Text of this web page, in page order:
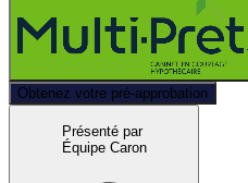
Obtenez votre pré-approbation
Présenté par
Équipe Caron